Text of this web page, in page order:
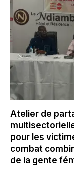
Atelier de
pour les
combat
de la gente